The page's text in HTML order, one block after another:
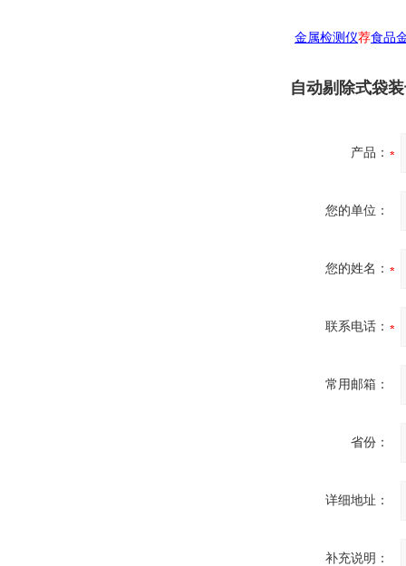
金属检测仪荐食品
自动剔除式袋
产品：
您的单位：
您的姓名：
联系电话：
常用邮箱：
省份：
详细地址：
补充说明：